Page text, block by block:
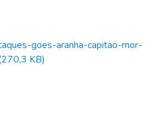
goes-aranha-capitao-mor-
KB)